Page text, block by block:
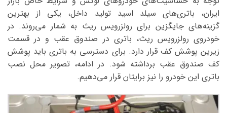
ایران، باتری‌های سیلد اسید تولید داخل، یکی از بهترین
گزینه‌های جایگزین برای رولزرویس ریث به شمار می‌روند. در
خودروی رولزرویس ریث، باتری در صندوق عقب و در قسمت
زیرین پوشش کف قرار دارد. برای دسترسی به باتری باید پوشش
کف صندوق عقب برداشته شود. در ادامه، تصویر محل نصب
باتری این خودرو را نیز برایتان قرار می‌دهیم.